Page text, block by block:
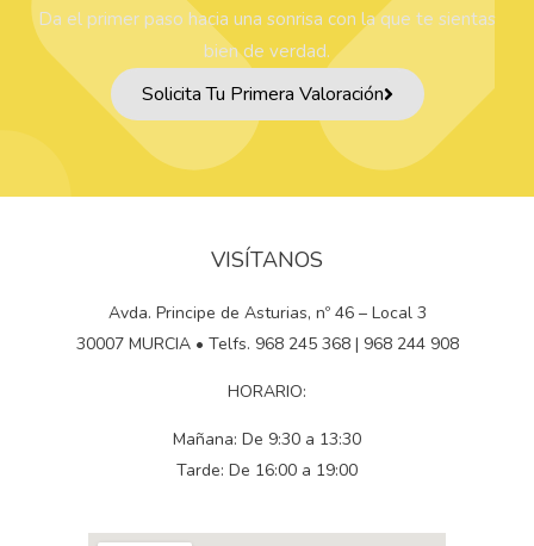
Da el primer paso hacia una sonrisa con la que te sientas
bien de verdad.
Solicita Tu Primera Valoración
VISÍTANOS
Avda. Principe de Asturias, nº 46 – Local 3
30007 MURCIA • Telfs. 968 245 368 | 968 244 908
HORARIO:
Mañana: De 9:30 a 13:30
Tarde: De 16:00 a 19:00